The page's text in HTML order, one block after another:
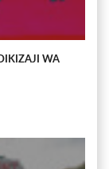
WA